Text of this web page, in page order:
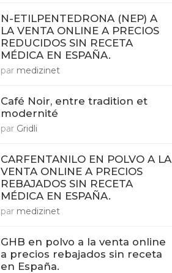
N-ETILPENTEDRONA (NEP) A
LA VENTA ONLINE A PRECIOS
REDUCIDOS SIN RECETA
MÉDICA EN ESPAÑA.
par medizinet
Café Noir, entre tradition et
modernité
par Gridli
CARFENTANILO EN POLVO A LA
VENTA ONLINE A PRECIOS
REBAJADOS SIN RECETA
MÉDICA EN ESPAÑA.
par medizinet
GHB en polvo a la venta online
a precios rebajados sin receta
en España.